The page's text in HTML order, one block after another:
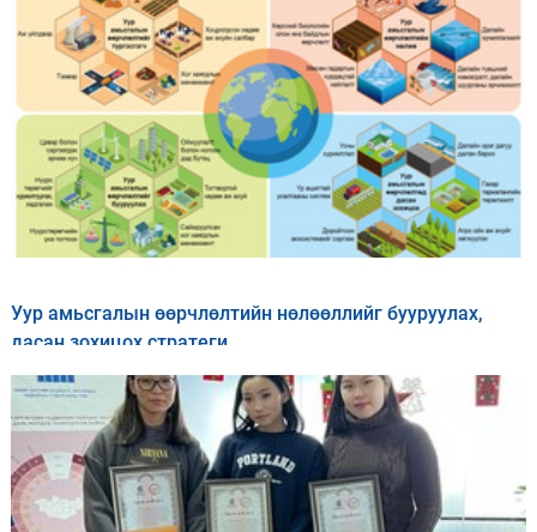
Уур амьсгалын өөрчлөлтийн нөлөөллийг бууруулах,
дасан зохицох стратеги